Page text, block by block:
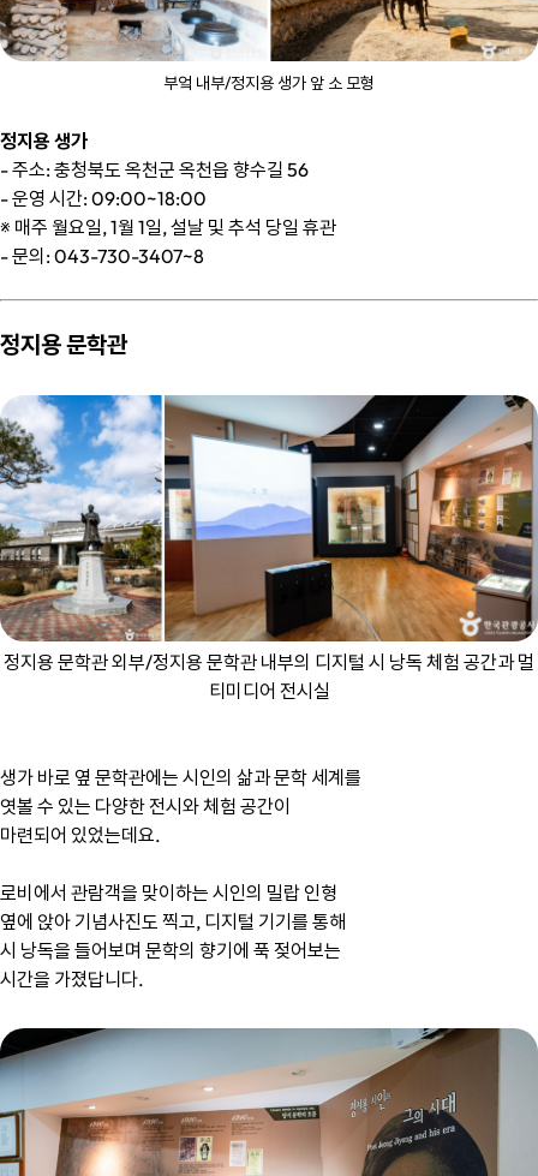
부엌 내부/정지용 생가 앞 소 모형
정지용 생가
- 주소: 충청북도 옥천군 옥천읍 향수길 56
- 운영 시간: 09:00~18:00
※ 매주 월요일, 1월 1일, 설날 및 추석 당일 휴관
- 문의: 043-730-3407~8
정지용 문학관
정지용 문학관 외부/정지용 문학관 내부의 디지털 시 낭독 체험 공간과 멀
티미디어 전시실
생가 바로 옆 문학관에는 시인의 삶과 문학 세계를
엿볼 수 있는 다양한 전시와 체험 공간이
마련되어 있었는데요.
로비에서 관람객을 맞이하는 시인의 밀랍 인형
옆에 앉아 기념사진도 찍고, 디지털 기기를 통해
시 낭독을 들어보며 문학의 향기에 푹 젖어보는
시간을 가졌답니다.